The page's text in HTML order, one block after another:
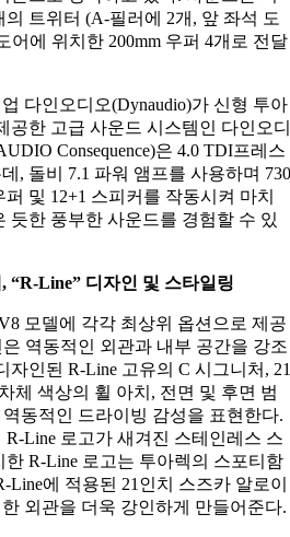
의 트위터 (A-필러에 2개, 앞 좌석 도
어에 위치한 200mm 우퍼 4개로 전달
다인오디오(Dynaudio)가 신형 투아
공한 고급 사운드 시스템인 다인오디
Consequence)은 4.0 TDI프레스
, 돌비 7.1 파워 앰프를 사용하며 730
및 12+1 스피커를 작동시켜 마치
듯한 풍부한 사운드를 경험할 수 있
, “R-Line” 디자인 및 스타일링
모델에 각각 최상위 옵션으로 제공
역동적인 외관과 내부 공간을 강조
자인된 R-Line 고유의 C 시그니처, 21
체 색상의 휠 아치, 전면 및 후면 범
동적인 드라이빙 감성을 표현한다.
Line 로고가 새겨진 스테인레스 스
R-Line 로고는 투아렉의 스포티함
Line에 적용된 21인치 스즈카 알로이
외관을 더욱 강인하게 만들어준다.